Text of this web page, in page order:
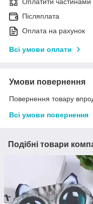
Оплатити частинами
Післяплата
Оплата на рахунок
Всі умови оплати
Умови повернення
Повернення товару
Всі умови повернення
Подібні товари